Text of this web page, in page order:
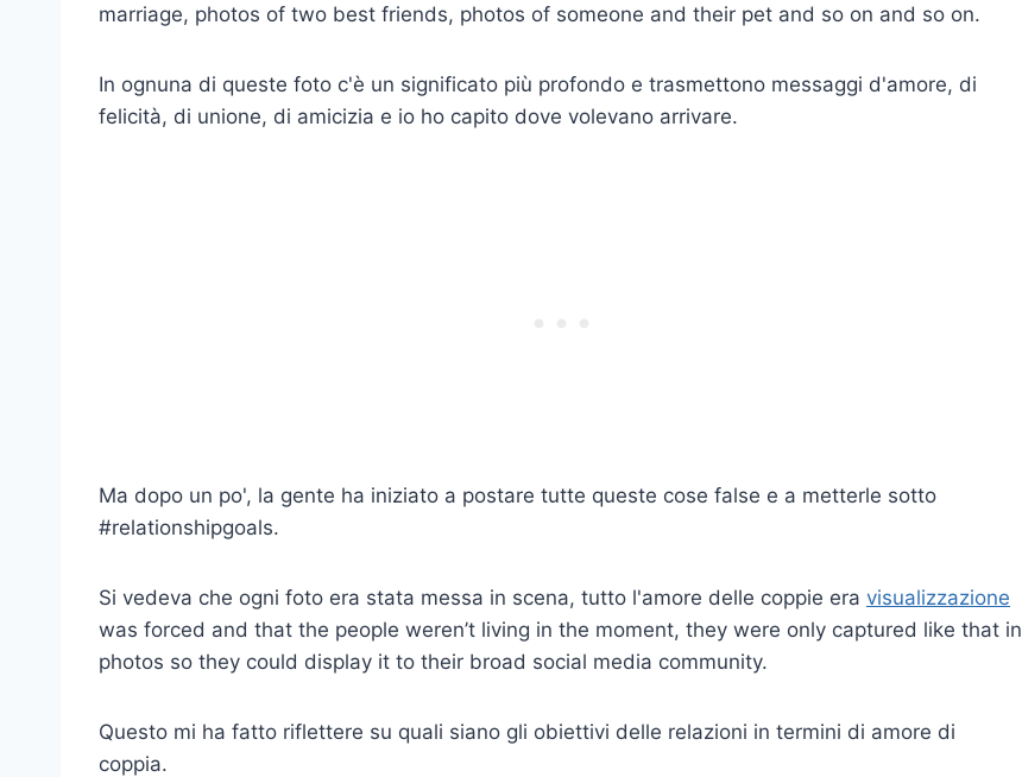
marriage, photos of two best friends, photos of someone and their pet and so on and so on.
In ognuna di queste foto c'è un significato più profondo e trasmettono messaggi d'amore, di
felicità, di unione, di amicizia e io ho capito dove volevano arrivare.
Ma dopo un po', la gente ha iniziato a postare tutte queste cose false e a metterle sotto
#relationshipgoals.
Si vedeva che ogni foto era stata messa in scena, tutto l'amore delle coppie era visualizzazione
was forced and that the people weren’t living in the moment, they were only captured like that in
photos so they could display it to their broad social media community.
Questo mi ha fatto riflettere su quali siano gli obiettivi delle relazioni in termini di amore di
coppia.